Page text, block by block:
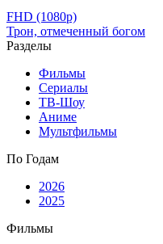
FHD (1080p)
Трон, отмеченный богом
Разделы
Фильмы
Сериалы
ТВ-Шоу
Аниме
Мультфильмы
По Годам
2026
2025
Фильмы